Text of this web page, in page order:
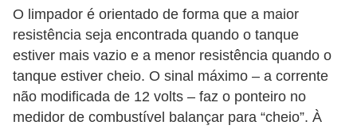
O limpador é orientado de forma que a maior
resistência seja encontrada quando o tanque
estiver mais vazio e a menor resistência quando o
tanque estiver cheio. O sinal máximo – a corrente
não modificada de 12 volts – faz o ponteiro no
medidor de combustível balançar para “cheio”. À
D
ú
v
i
d